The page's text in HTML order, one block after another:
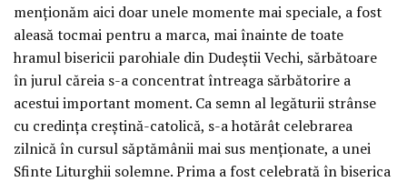
menţionăm aici doar unele momente mai speciale, a fost
aleasă tocmai pentru a marca, mai înainte de toate
hramul bisericii parohiale din Dudeştii Vechi, sărbătoare
în jurul căreia s-a concentrat întreaga sărbătorire a
acestui important moment. Ca semn al legăturii strânse
cu credinţa creştină-catolică, s-a hotărât celebrarea
zilnică în cursul săptămânii mai sus menţionate, a unei
Sfinte Liturghii solemne. Prima a fost celebrată în biserica